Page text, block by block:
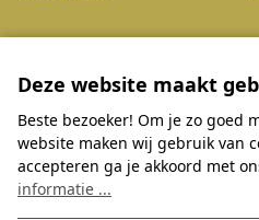
Bowlingbaan
Restaurant
E-choppers
Kinderfeestjes
Deze website maakt
Beste bezoeker! Om je zo goed
website maken wij gebruik van
accepteren ga je akkoord met
informatie ...